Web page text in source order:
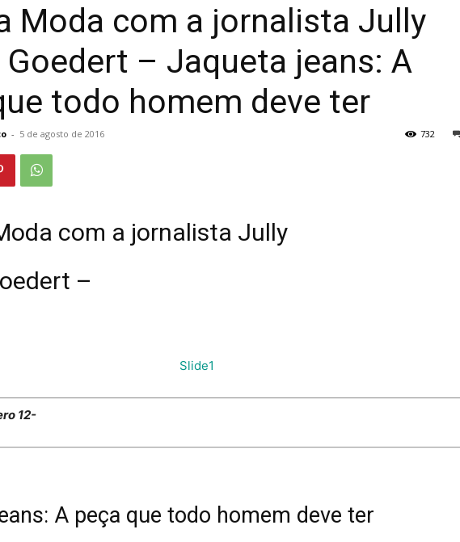
Moda com a jornalista Jully
Goedert – Jaqueta jeans: A
todo homem deve ter
- 5 de agosto de 2016 732
com a jornalista Jully
–
12-
A peça que todo homem deve ter